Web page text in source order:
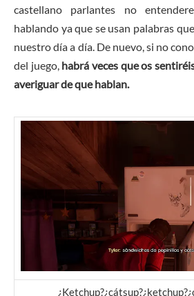
castellano parlantes no
hablando ya que se usan palabras
nuestro día a día. De nuevo, si no
del juego, habrá veces que os
averiguar de que hablan.